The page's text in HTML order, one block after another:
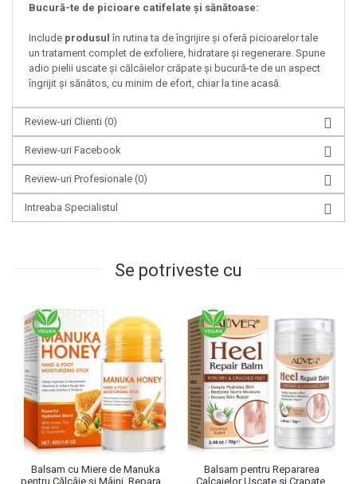
Bucură-te de picioare catifelate și sănătoase:
Include produsul în rutina ta de îngrijire și oferă picioarelor tale
un tratament complet de exfoliere, hidratare și regenerare. Spune
adio pielii uscate și călcâielor crăpate și bucură-te de un aspect
îngrijit și sănătos, cu minim de efort, chiar la tine acasă.
Review-uri Clienti (0)
Review-uri Facebook
Review-uri Profesionale (0)
Intreaba Specialistul
Se potriveste cu
Balsam cu Miere de Manuka
pentru Călcâie și Mâini, Reparare
Balsam pentru Repararea
Calcaielor Uscate si Crapate,